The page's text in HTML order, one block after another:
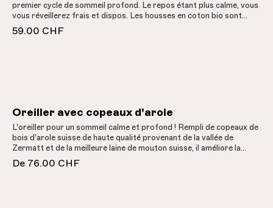
premier cycle de sommeil profond. Le repos étant plus calme, vous
vous réveillerez frais et dispos. Les housses en coton bio sont
lavables. Remplies de copeaux de bois d'arolle suisse de haute
qualité provenant de la vallée de Zermatt et de la meilleure laine de
59.00 CHF
Oreiller avec copeaux d'arole
L'oreiller pour un sommeil calme et profond ! Rempli de copeaux de
bois d'arole suisse de haute qualité provenant de la vallée de
Zermatt et de la meilleure laine de mouton suisse, il améliore la
qualité du sommeil, rallonge la durée du sommeil profond et peut
aussi aider en cas de sensibilité aux conditions météorologiques, de
De 76.00 CHF